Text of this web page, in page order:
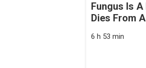
Fungus Is
Dies From
6 h 53 min